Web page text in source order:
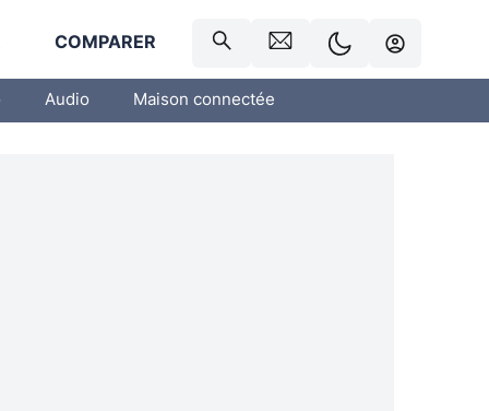
COMPARER
Audio Maison connectée